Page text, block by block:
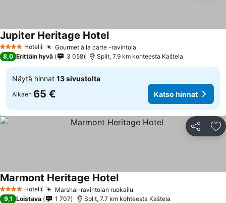
4 Tähtiluokitus
Hotelli Gourmet à la carte -ravintola
Jupiter Heritage Hotel
8,0 Erittäin hyvä 3 058 Split, 7.9 km kohteesta Kaštela
Näytä hinnat 13 sivustolta
Alkaen 65 € Katso hinnat
Jaa
4 Tähtiluokitus
Hotelli Marshal-ravintolan ruokailu
Marmont Heritage Hotel
9,1 Loistava 1 707 Split, 7.7 km kohteesta Kaštela